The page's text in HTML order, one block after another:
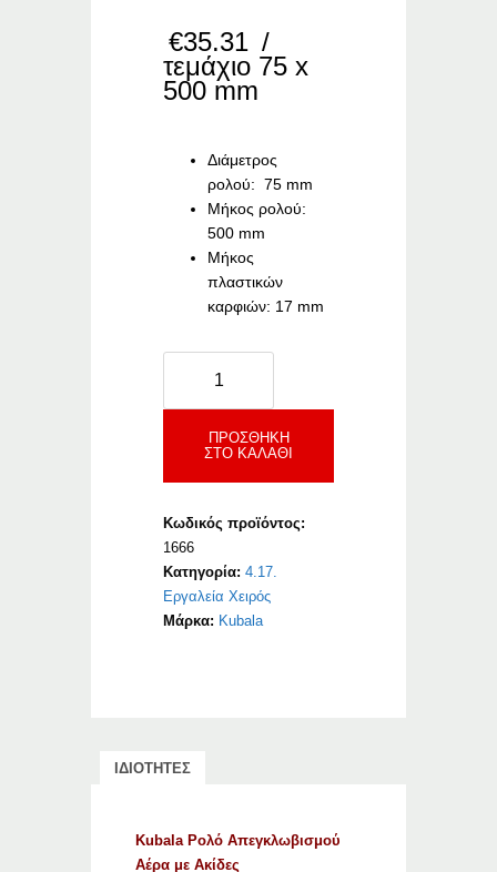
€35.31 /
τεμάχιο 75 x
500 mm
Διάμετρος
ρολού: 75 mm
Μήκος ρολού:
500 mm
Μήκος
πλαστικών
καρφιών: 17 mm
Απεγκλωβισμού
Ακίδες
ΠΡΟΣΘΉΚΗ
ΣΤΟ ΚΑΛΆΘΙ
Κωδικός προϊόντος:
1666
Κατηγορία:4.17.
Εργαλεία Χειρός
Μάρκα: Kubala
ΙΔΙΟΤΗΤΕΣ
Kubala Ρολό Απεγκλωβισμού
Αέρα με Ακίδες